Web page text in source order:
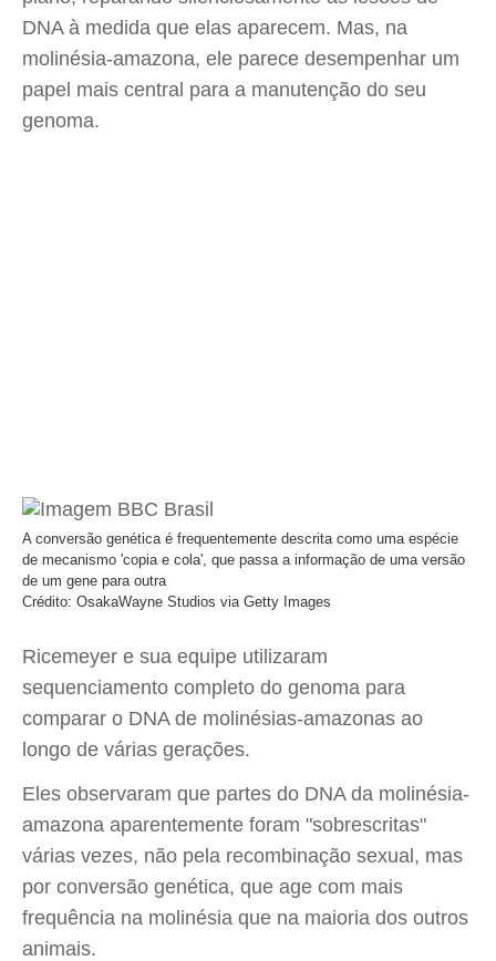
DNA à medida que elas aparecem. Mas, na
molinésia-amazona, ele parece desempenhar um
papel mais central para a manutenção do seu
genoma.
A conversão genética é frequentemente descrita como uma espécie
de mecanismo 'copia e cola', que passa a informação de uma versão
de um gene para outra
Crédito: OsakaWayne Studios via Getty Images
Ricemeyer e sua equipe utilizaram
sequenciamento completo do genoma para
comparar o DNA de molinésias-amazonas ao
longo de várias gerações.
Eles observaram que partes do DNA da molinésia-
amazona aparentemente foram "sobrescritas"
várias vezes, não pela recombinação sexual, mas
por conversão genética, que age com mais
frequência na molinésia que na maioria dos outros
animais.